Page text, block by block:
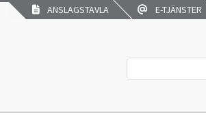
ANSLAGSTAVLA E-TJÄNSTER